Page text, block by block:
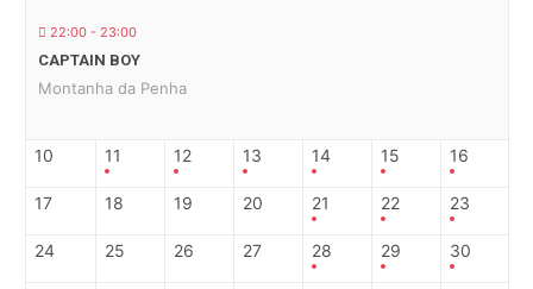
22:00 - 23:00
CAPTAIN BOY
Montanha da Penha
10 11 12 13 14 15 16
17 18 19 20 21 22 23
24 25 26 27 28 29 30